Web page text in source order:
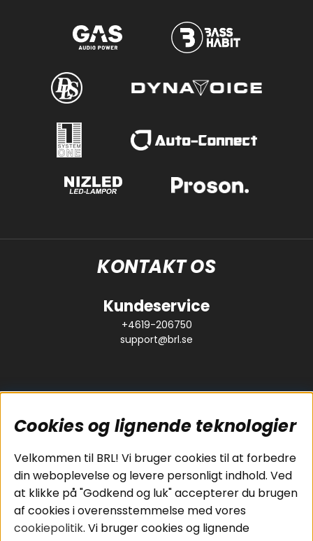
KONTAKT OS
Kundeservice
+4619-206750
support@brl.se
Populære sider
Pakkeløsninger
Bilstereo
Højttalere
Forstærker
Smartphone
Kundeservice
Cookies
Handelsbetingelser
Personvernpolicy
Service / Garanti /
Retur
Cookies og lignende teknologier
Velkommen til BRL! Vi bruger cookies til at forbedre
din weboplevelse og levere personligt indhold. Ved
at klikke på "Godkend og luk" accepterer du brugen
af cookies i overensstemmelse med vores
cookiepolitik. Vi bruger cookies og lignende